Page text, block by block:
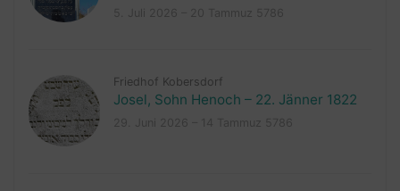
Friedhof Kobersdorf
Josel, Sohn Henoch – 22. Jänner 1822